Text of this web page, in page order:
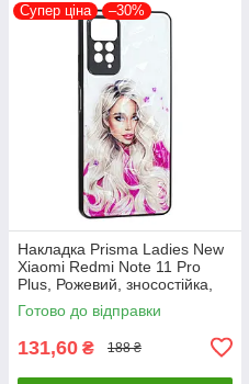
Супер ціна –30%
Накладка Prisma Ladies New
Xiaomi Redmi Note 11 Pro
Plus, Рожевий, зносостійка,
пилонепроникна
Готово до відправки
131,60 ₴ 188 ₴